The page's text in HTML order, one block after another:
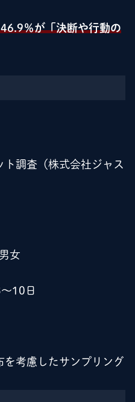
％が「決断や行動の
ト調査（株式会社ジャス
女
10日
考慮したサンプリング